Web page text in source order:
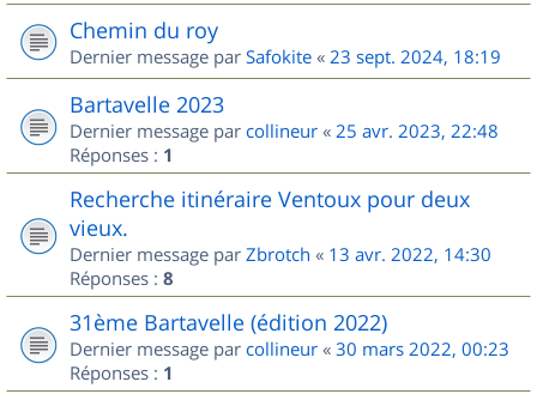
Chemin du roy
Dernier message par Safokite « 23 sept. 2024, 18:19
Bartavelle 2023
Dernier message par collineur « 25 avr. 2023, 22:48
Réponses : 1
Recherche itinéraire Ventoux pour deux
vieux.
Dernier message par Zbrotch « 13 avr. 2022, 14:30
Réponses : 8
31ème Bartavelle (édition 2022)
Dernier message par collineur « 30 mars 2022, 00:23
Réponses : 1